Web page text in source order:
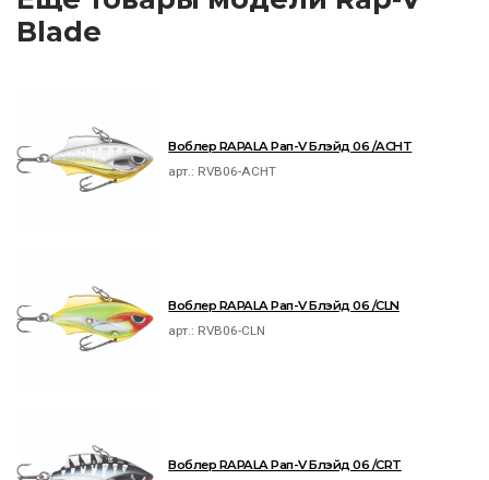
Blade
Воблер RAPALA Рап-V Блэйд 06 /ACHT
арт.: RVB06-ACHT
Воблер RAPALA Рап-V Блэйд 06 /CLN
арт.: RVB06-CLN
Воблер RAPALA Рап-V Блэйд 06 /CRT